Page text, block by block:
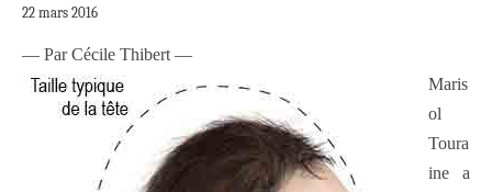
22 mars 2016
— Par Cécile Thibert —
Maris
ol
Toura
ine a